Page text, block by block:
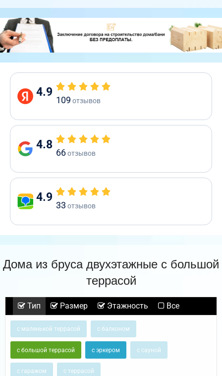
4.9
109 отзывов
4.8
66отзывов
4.9
33 отзывов
Дома из бруса двухэтажные с большой
террасой
Тип Размер Этажность Все
с маленькой террасой с балконом
с большой террасой с эркером с сауной
с гаражом с террасой